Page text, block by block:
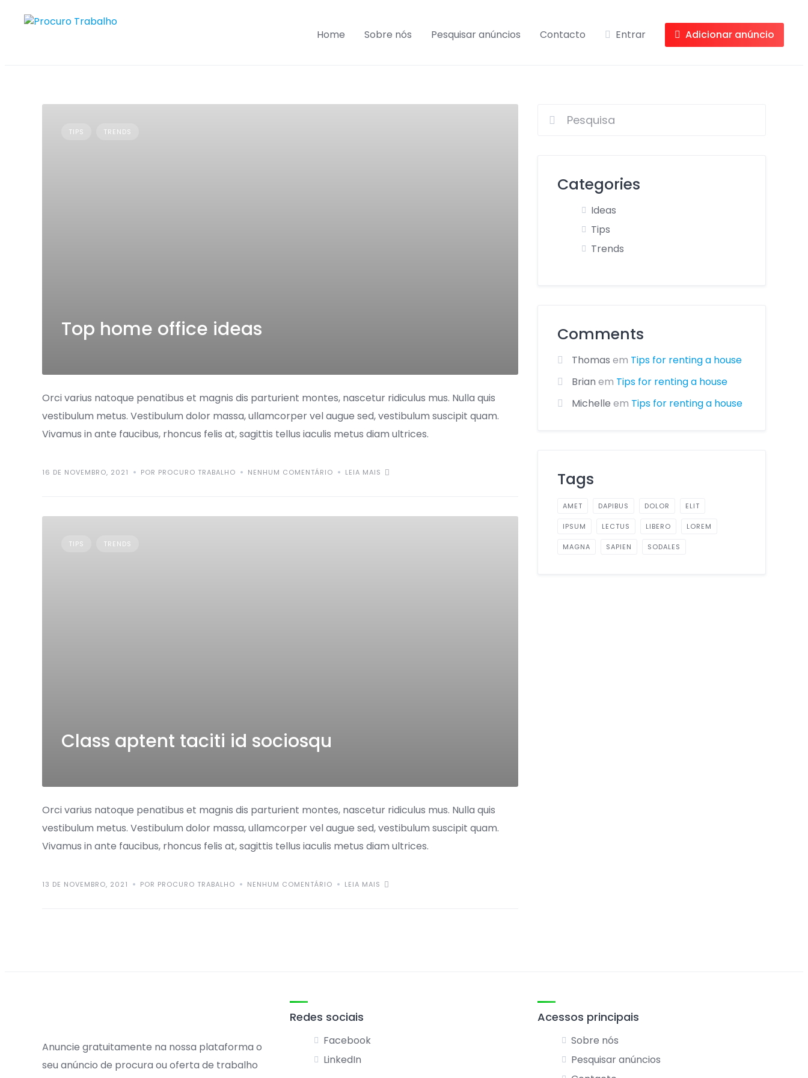
Home Sobre nós Pesquisar anúncios Contacto Entrar Adicionar anúncio
TIPS TRENDS
Top home office ideas
Orci varius natoque penatibus et magnis dis parturient montes, nascetur ridiculus mus. Nulla quis
vestibulum metus. Vestibulum dolor massa, ullamcorper vel augue sed, vestibulum suscipit quam.
Vivamus in ante faucibus, rhoncus felis at, sagittis tellus iaculis metus diam ultrices.
16 DE NOVEMBRO, 2021 POR PROCURO TRABALHO NENHUM COMENTÁRIO LEIA MAIS
TIPS TRENDS
Class aptent taciti id sociosqu
Orci varius natoque penatibus et magnis dis parturient montes, nascetur ridiculus mus. Nulla quis
vestibulum metus. Vestibulum dolor massa, ullamcorper vel augue sed, vestibulum suscipit quam.
Vivamus in ante faucibus, rhoncus felis at, sagittis tellus iaculis metus diam ultrices.
13 DE NOVEMBRO, 2021 POR PROCURO TRABALHO NENHUM COMENTÁRIO LEIA MAIS
Categories
Ideas
Tips
Trends
Comments
Thomas em Tips for renting a house
Brian em Tips for renting a house
Michelle em Tips for renting a house
Tags
AMET DAPIBUS DOLOR ELIT
IPSUM LECTUS LIBERO LOREM
MAGNA SAPIEN SODALES
Anuncie gratuitamente na nossa plataforma o
seu anúncio de procura ou oferta de trabalho
Redes sociais
Facebook
LinkedIn
Acessos principais
Sobre nós
Pesquisar anúncios